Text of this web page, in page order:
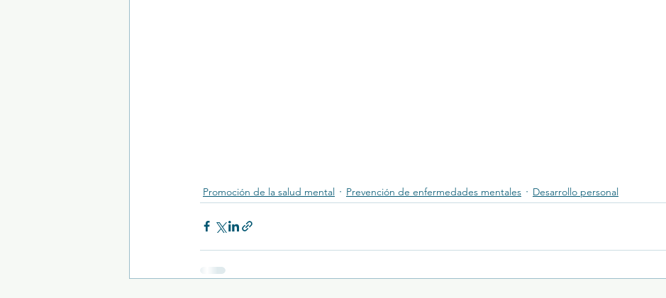
Promoción de la salud mental Prevención de enfermedades mentales Desarrollo personal